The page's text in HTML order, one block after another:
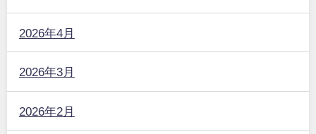
2026年4月
2026年3月
2026年2月